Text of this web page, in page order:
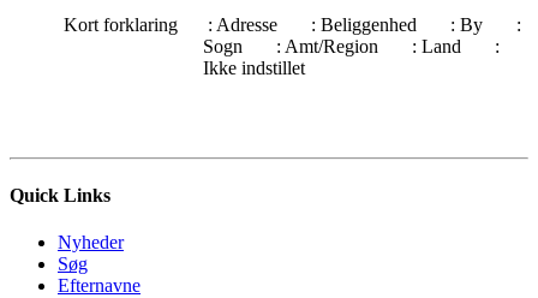
Kort forklaring
: Adresse : Beliggenhed : By
:
Sogn
: Amt/Region : Land
:
Ikke indstillet
Quick Links
Nyheder
Søg
Efternavne